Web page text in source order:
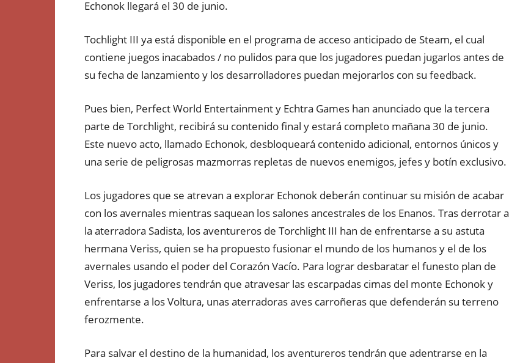
Echonok llegará el 30 de junio.
Tochlight III ya está disponible en el programa de acceso anticipado de Steam, el cual
contiene juegos inacabados / no pulidos para que los jugadores puedan jugarlos antes de
su fecha de lanzamiento y los desarrolladores puedan mejorarlos con su feedback.
Pues bien, Perfect World Entertainment y Echtra Games han anunciado que la tercera
parte de Torchlight, recibirá su contenido final y estará completo mañana 30 de junio.
Este nuevo acto, llamado Echonok, desbloqueará contenido adicional, entornos únicos y
una serie de peligrosas mazmorras repletas de nuevos enemigos, jefes y botín exclusivo.
Los jugadores que se atrevan a explorar Echonok deberán continuar su misión de acabar
con los avernales mientras saquean los salones ancestrales de los Enanos. Tras derrotar a
la aterradora Sadista, los aventureros de Torchlight III han de enfrentarse a su astuta
hermana Veriss, quien se ha propuesto fusionar el mundo de los humanos y el de los
avernales usando el poder del Corazón Vacío. Para lograr desbaratar el funesto plan de
Veriss, los jugadores tendrán que atravesar las escarpadas cimas del monte Echonok y
enfrentarse a los Voltura, unas aterradoras aves carroñeras que defenderán su terreno
ferozmente.
Para salvar el destino de la humanidad, los aventureros tendrán que adentrarse en la